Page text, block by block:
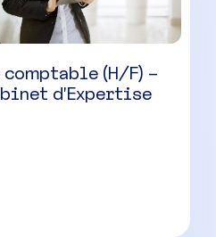
(H/F) –
d’Expertise